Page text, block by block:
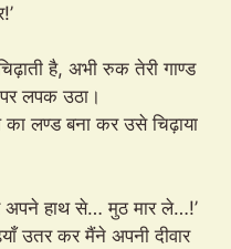
है, अभी रुक तेरी गाण्ड
लपक उठा।
लण्ड बना कर उसे चिढ़ाया
हाथ से… मुठ मार ले…!’
उतर कर मैंने अपनी दीवार